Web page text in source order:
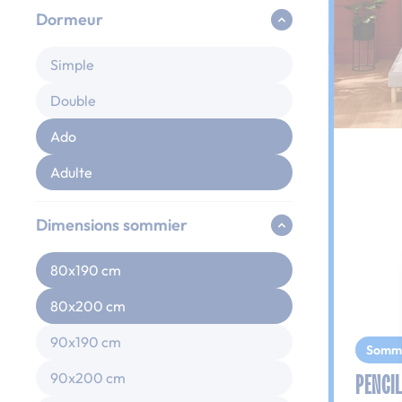
Dormeur
Simple
Double
Ado
Adulte
Dimensions sommier
80x190 cm
80x200 cm
90x190 cm
90x200 cm
PENCIL